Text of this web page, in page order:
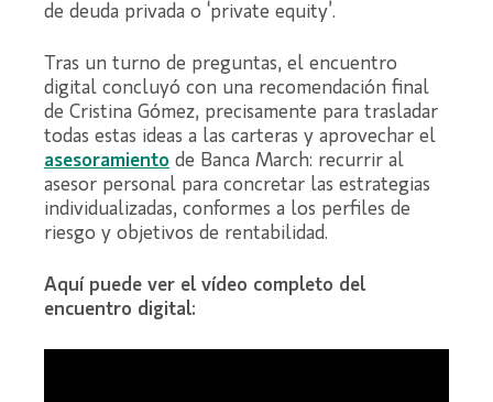
de deuda privada o ‘private equity’.
Tras un turno de preguntas, el encuentro
digital concluyó con una recomendación final
de Cristina Gómez, precisamente para trasladar
todas estas ideas a las carteras y aprovechar el
asesoramiento de Banca March: recurrir al
asesor personal para concretar las estrategias
individualizadas, conformes a los perfiles de
riesgo y objetivos de rentabilidad.
Aquí puede ver el vídeo completo del
encuentro digital: